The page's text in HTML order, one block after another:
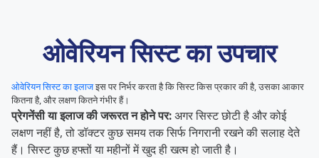
ओवेरियन सिस्ट का उपचार
ओवेरियन सिस्ट का इलाजइस पर निर्भर करता है कि सिस्ट किस प्रकार की है, उसका आकार
कितना है, और लक्षण कितने गंभीर हैं।
प्रेगनेंसी या इलाज की जरूरत न होने पर:अगर सिस्ट छोटी है और कोई
लक्षण नहीं है, तो डॉक्टर कुछ समय तक सिर्फ निगरानी रखने की सलाह देते
हैं। सिस्ट कुछ हफ्तों या महीनों में खुद ही खत्म हो जाती है।